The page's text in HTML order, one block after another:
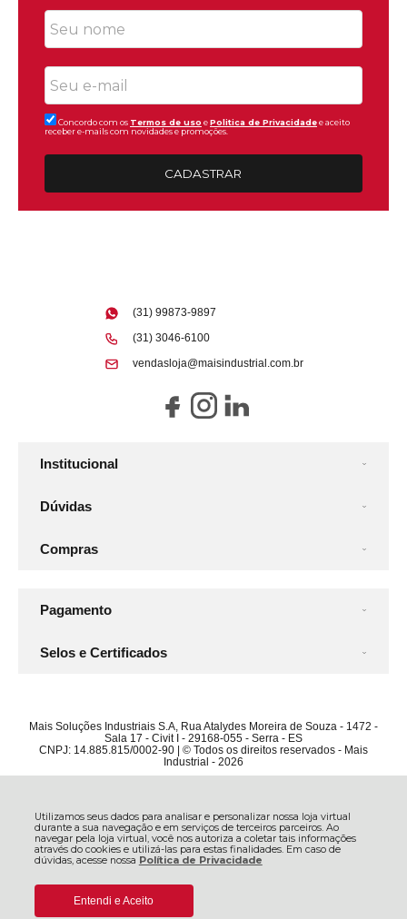
Utilizamos seus dados para analisar e personalizar nossa loja virtual
durante a sua navegação e em serviços de terceiros parceiros. Ao
navegar pela loja virtual, você nos autoriza a coletar tais informações
através do cookies e utilizá-las para estas finalidades. Em caso de
dúvidas, acesse nossa Política de Privacidade
Entendi e Aceito
Concordo com os Termos de uso ePolitica de Privacidadee aceito
receber e-mails com novidades e promoções.
CADASTRAR
Institucional
Dúvidas
Compras
(31) 99873-9897
(31) 3046-6100
vendasloja@maisindustrial.com.br
Pagamento
Selos e Certificados
Mais Soluções Industriais S.A, Rua Atalydes Moreira de Souza - 1472 -
Sala 17 - Civit I - 29168-055 - Serra - ES
CNPJ: 14.885.815/0002-90 | © Todos os direitos reservados - Mais
Industrial - 2026